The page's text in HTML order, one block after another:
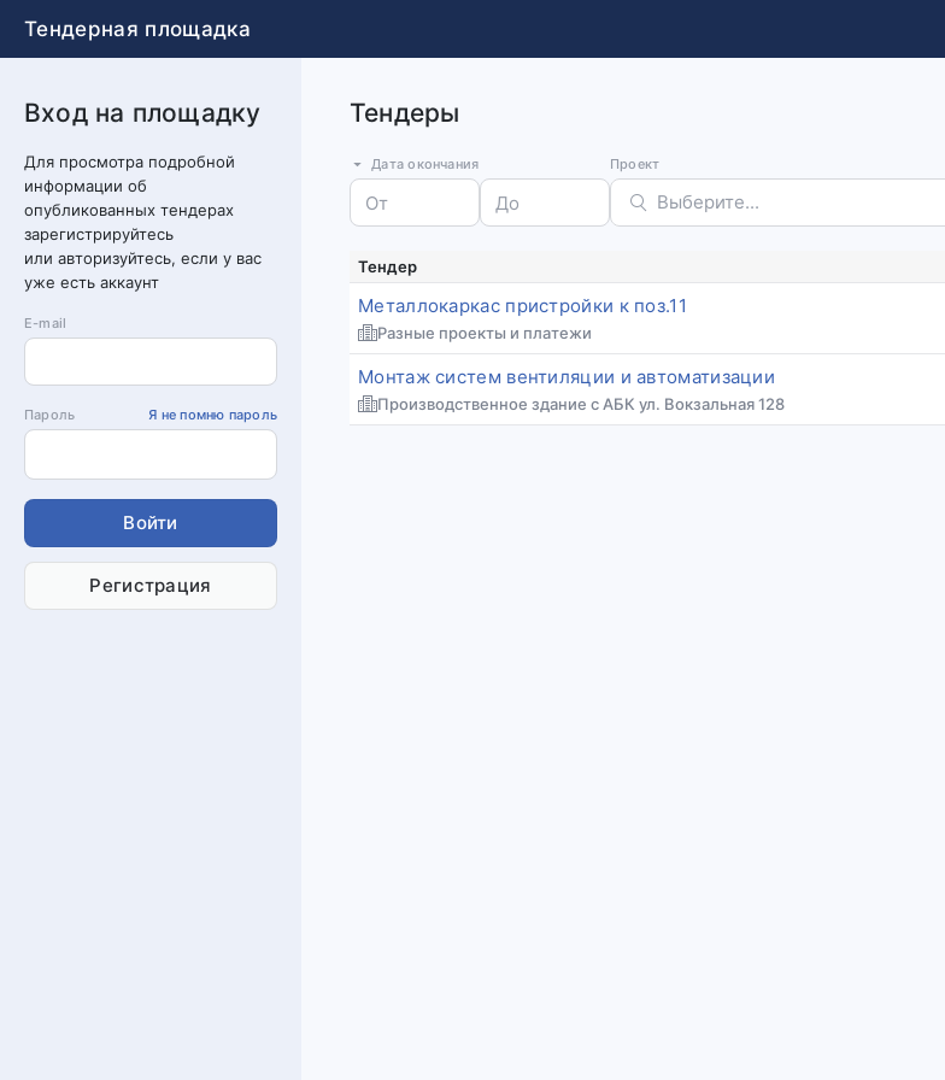
Тендерная площадка
Вход на площадку
Для просмотра подробной
информации об
опубликованных тендерах
зарегистрируйтесь
или авторизуйтесь, если у вас
уже есть аккаунт
E-mail
Пароль Я не помню пароль
Войти
Регистрация
Тендеры
Дата окончания Проект
Выберите...
Тендер
Металлокаркас пристройки к поз.11
Разные проекты и платежи
Монтаж систем вентиляции и автоматизации
Производственное здание с АБК ул. Вокзальная 128